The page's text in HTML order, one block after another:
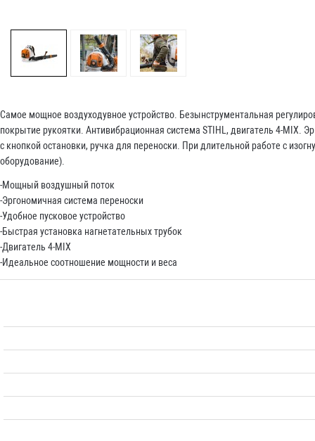
Самое мощное воздуходувное устройство. Безынструментальная
покрытие рукоятки. Антивибрационная система STIHL, двигатель 4-
с кнопкой остановки, ручка для переноски. При длительной работе с
оборудование).
-Мощный воздушный поток
-Эргономичная система переноски
-Удобное пусковое устройство
-Быстрая установка нагнетательных трубок
-Двигатель 4-MIX
-Идеальное соотношение мощности и веса